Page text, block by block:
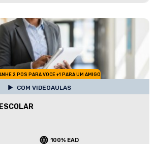
2 POS PARA VOCE +1 PARA UM AMIGO
COM VIDEOAULAS
100% EAD